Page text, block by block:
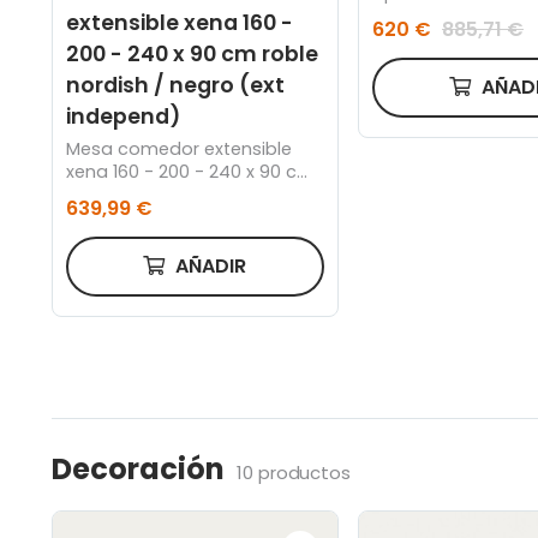
extensible xena 160 -
200 - 240 x 90 cm roble
nordish / negro (ext
independ)
Mesa comedor extensible
xena 160 - 200 - 240 x 90 cm
639,99 €
AÑADIR
peculiaridad de
y formas
distinta manera
entorno.
620 € 885,71 €
Decoración 10 productos